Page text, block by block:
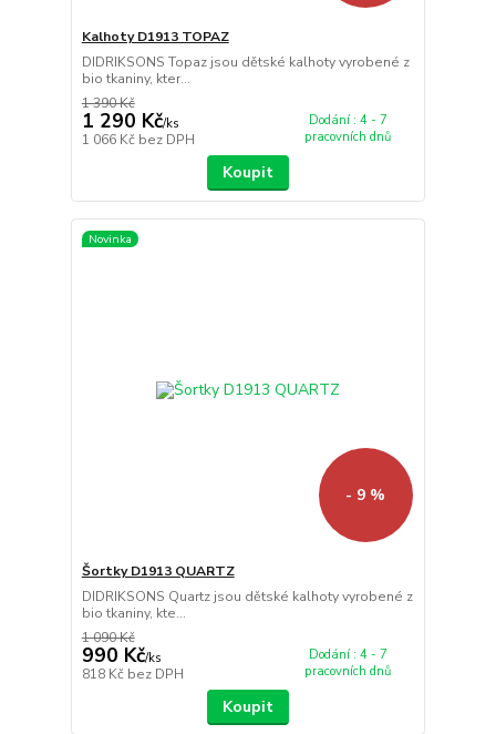
Kalhoty D1913 TOPAZ
DIDRIKSONS Topaz jsou dětské kalhoty vyrobené z
bio tkaniny, kter...
1 390 Kč
1 290 Kč/ks
1 066 Kč bez DPH
Dodání : 4 - 7
pracovních dnů
Koupit
Novinka
- 9 %
Šortky D1913 QUARTZ
DIDRIKSONS Quartz jsou dětské kalhoty vyrobené z
bio tkaniny, kte...
1 090 Kč
990 Kč/ks
818 Kč bez DPH
Dodání : 4 - 7
pracovních dnů
Koupit